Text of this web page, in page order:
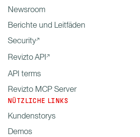
Newsroom
Berichte und Leitfäden
Security
Revizto API
API terms
Revizto MCP Server
NÜTZLICHE LINKS
Kundenstorys
Demos